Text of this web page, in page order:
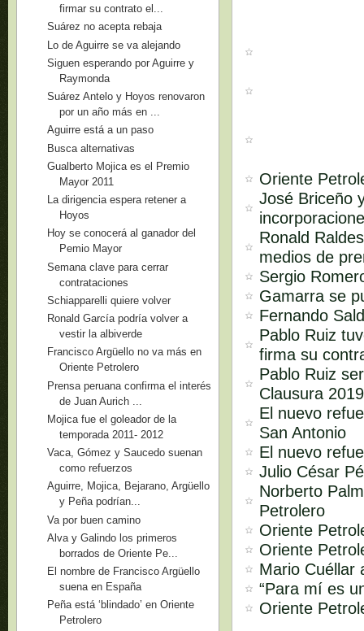
Oriente
José Briceño
Ronald
medios de
Sergio
Gamarra se
Fernando
Pablo Ruiz
firma su
Pablo Ruiz
Clausura 2019
El nuevo
San Antonio
El nuevo
Julio César
Norberto
Petrolero
Oriente
Oriente
Mario Cuéllar
“Para mí es
Oriente
firmar su contrato el...
Suárez no acepta rebaja
Lo de Aguirre se va alejando
Siguen esperando por Aguirre y
Raymonda
Suárez Antelo y Hoyos renovaron
por un año más en ...
Aguirre está a un paso
Busca alternativas
Gualberto Mojica es el Premio
Mayor 2011
La dirigencia espera retener a
Hoyos
Hoy se conocerá al ganador del
Pemio Mayor
Semana clave para cerrar
contrataciones
Schiapparelli quiere volver
Ronald García podría volver a
vestir la albiverde
Francisco Argüello no va más en
Oriente Petrolero
Prensa peruana confirma el interés
de Juan Aurich ...
Mojica fue el goleador de la
temporada 2011- 2012
Vaca, Gómez y Saucedo suenan
como refuerzos
Aguirre, Mojica, Bejarano, Argüello
y Peña podrían...
Va por buen camino
Alva y Galindo los primeros
borrados de Oriente Pe...
El nombre de Francisco Argüello
suena en España
Peña está ‘blindado’ en Oriente
Petrolero